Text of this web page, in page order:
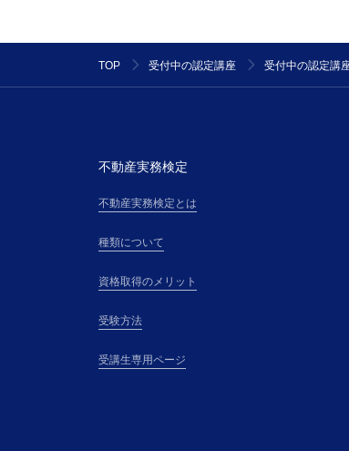
TOP 受付中の認定講座 受付中の認定講
不動産実務検定
不動産実務検定とは
種類について
資格取得のメリット
受験方法
受講生専用ページ